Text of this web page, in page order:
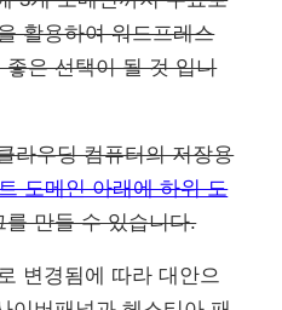
활용하여 워드프레스
은 선택이 될 것 입니
라우딩 컴퓨터의 저장용
도메인 아래에 하위 도
만들 수 있습니다.
변경됨에 따라 대안으